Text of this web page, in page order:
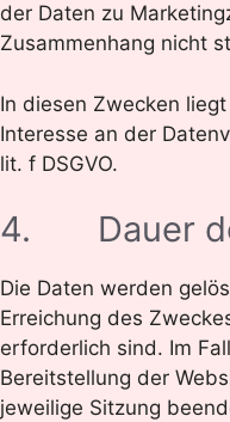
der Daten zu
Zusammenhang nicht
In diesen Zwecken
Interesse an der
lit. f DSGVO.
4. Dauer
Die Daten werden
Erreichung des
erforderlich sind. Im
Bereitstellung der
jeweilige Sitzung